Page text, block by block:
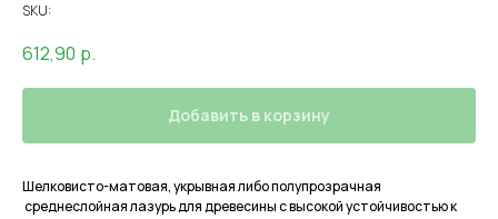
SKU:
612,90 р.
Добавить в корзину
Шелковисто-матовая, укрывная либо полупрозрачная
среднеслойная лазурь для древесины с высокой устойчивостью к